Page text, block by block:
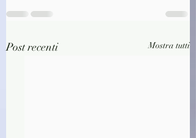
Post recenti Mostra tutti